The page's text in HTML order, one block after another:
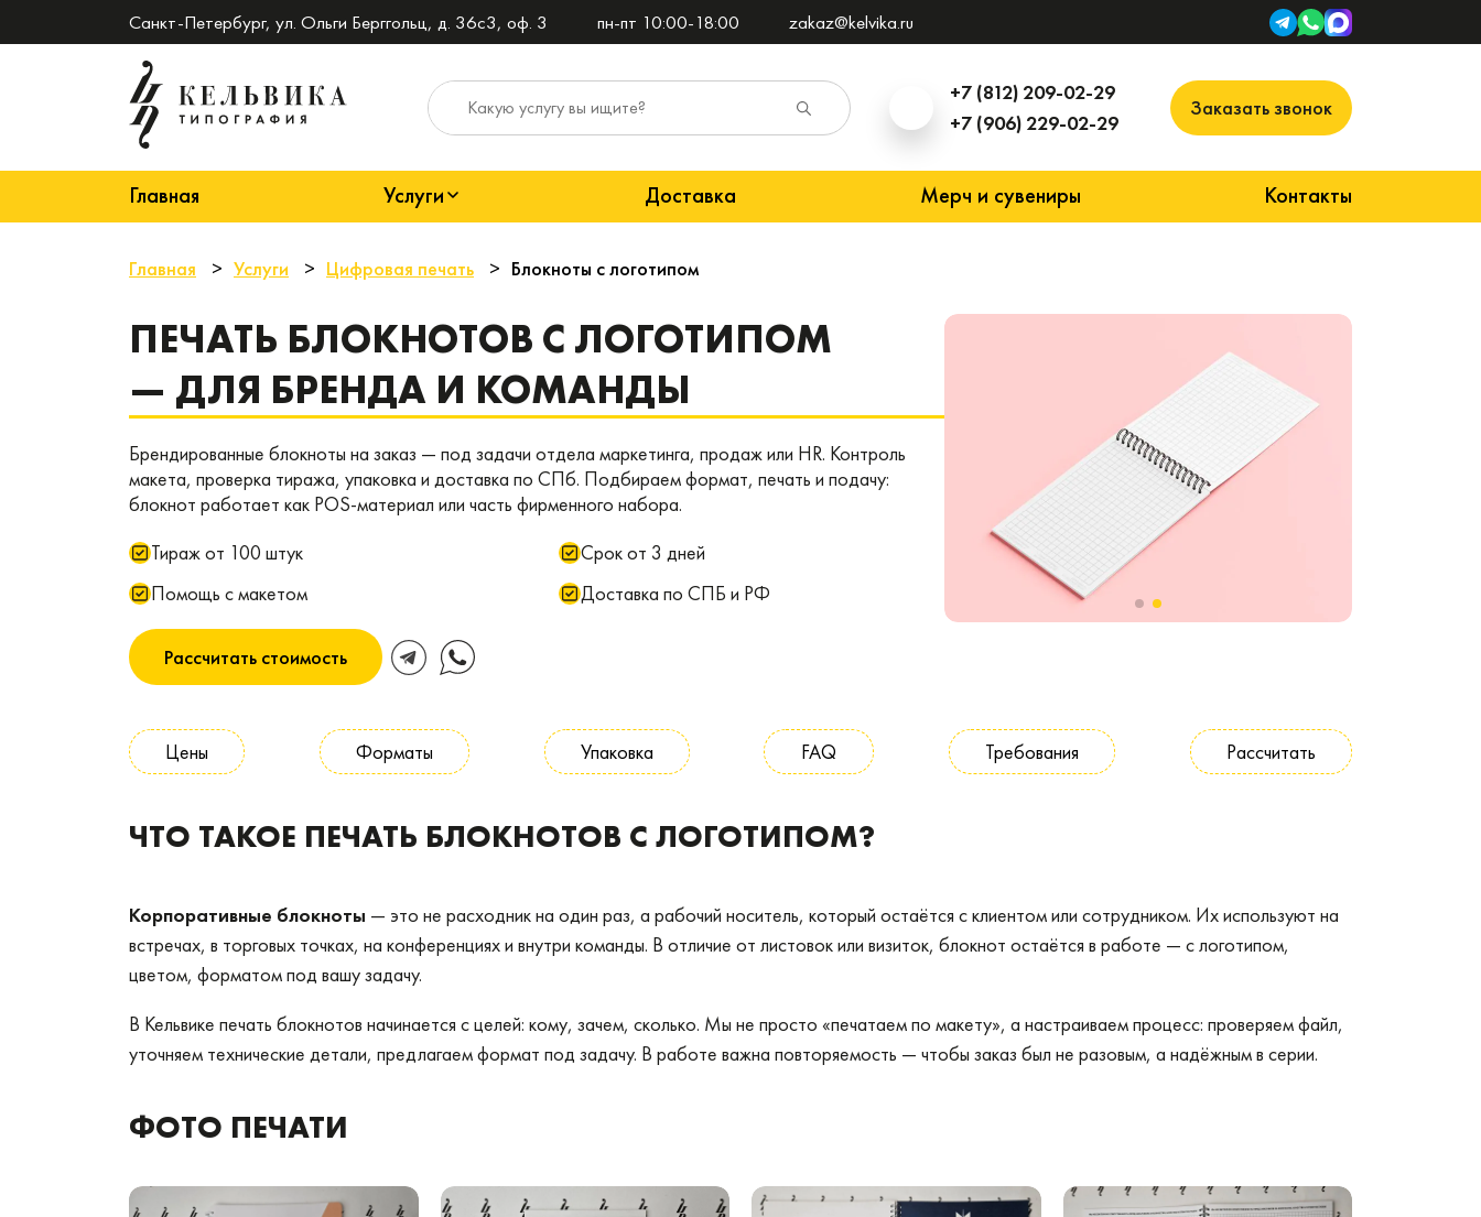
Санкт-Петербург, ул. Ольги Берггольц, д. 36с3, оф. 3 пн-пт 10:00-18:00 zakaz@kelvika.ru
+7 (812) 209-02-29
+7 (906) 229-02-29
Заказать звонок
Главная Услуги Доставка Мерч и сувениры Контакты
Главная Услуги Цифровая печать Блокноты с логотипом
ПЕЧАТЬ БЛОКНОТОВ С ЛОГОТИПОМ
— ДЛЯ БРЕНДА И КОМАНДЫ
Брендированные блокноты на заказ — под задачи отдела маркетинга, продаж или HR. Контроль
макета, проверка тиража, упаковка и доставка по СПб. Подбираем формат, печать и подачу:
блокнот работает как POS‑материал или часть фирменного набора.
Тираж от 100 штук
Срок от 3 дней
Помощь с макетом
Доставка по СПБ и РФ
Рассчитать стоимость
Цены Форматы Упаковка FAQ Требования Рассчитать
ЧТО ТАКОЕ ПЕЧАТЬ БЛОКНОТОВ С ЛОГОТИПОМ?
Корпоративные блокноты — это не расходник на один раз, а рабочий носитель, который остаётся с клиентом или сотрудником. Их используют на
встречах, в торговых точках, на конференциях и внутри команды. В отличие от листовок или визиток, блокнот остаётся в работе — с логотипом,
цветом, форматом под вашу задачу.
В Кельвике печать блокнотов начинается с целей: кому, зачем, сколько. Мы не просто «печатаем по макету», а настраиваем процесс: проверяем файл,
уточняем технические детали, предлагаем формат под задачу. В работе важна повторяемость — чтобы заказ был не разовым, а надёжным в серии.
ФОТО ПЕЧАТИ